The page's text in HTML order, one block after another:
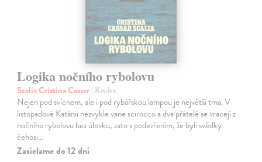
Logika nočního rybolovu
Scalia Cristina Cassar| Kniha
Nejen pod svícnem, ale i pod rybářskou lampou je největší tma. V
listopadové Katánii nezvykle vane scirocco a dva přátelé se vracejí z
nočního rybolovu bez úlovku, zato s podezřením, že byli svědky
čehosi…
Zasielame do 12 dní